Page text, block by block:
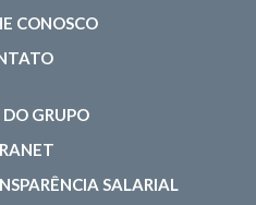
CONOSCO
GRUPO
SALARIAL